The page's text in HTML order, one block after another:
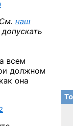
См. наш
всем
должном
она